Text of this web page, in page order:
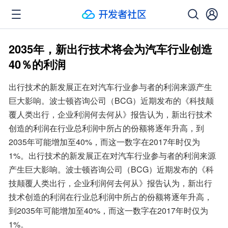
2035年，新出行技术将会为汽车行业创造
40％的利润
出行技术的新发展正在对汽车行业参与者的利润来源产生
巨大影响。波士顿咨询公司（BCG）近期发布的《科技颠
覆人类出行，企业利润何去何从》报告认为，新出行技术
创造的利润在行业总利润中所占的份额将逐年升高，到
2035年可能增加至40%，而这一数字在2017年时仅为
1%。出行技术的新发展正在对汽车行业参与者的利润来源
产生巨大影响。波士顿咨询公司（BCG）近期发布的《科
技颠覆人类出行，企业利润何去何从》报告认为，新出行
技术创造的利润在行业总利润中所占的份额将逐年升高，
到2035年可能增加至40%，而这一数字在2017年时仅为
1%。